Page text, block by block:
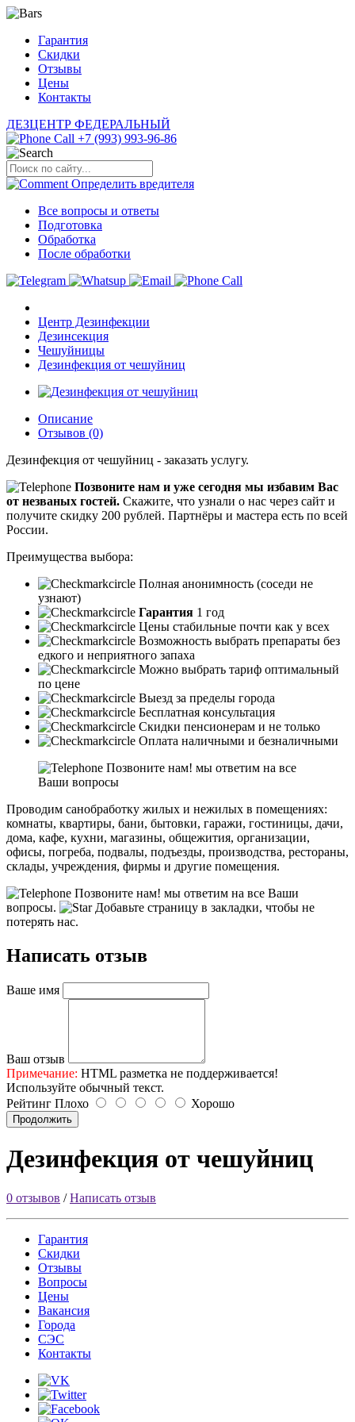
Гарантия
Скидки
Отзывы
Цены
Контакты
ДЕЗЦЕНТР ФЕДЕРАЛЬНЫЙ
+7 (993) 993-96-86
Определить вредителя
Все вопросы и ответы
Подготовка
Обработка
После обработки
Центр Дезинфекции
Дезинсекция
Чешуйницы
Дезинфекция от чешуйниц
Описание
Отзывов (0)
Дезинфекция от чешуйниц - заказать услугу.
Позвоните нам и уже сегодня мы избавим Вас
от незваных гостей. Скажите, что узнали о нас через сайт и
получите скидку 200 рублей. Партнёры и мастера есть по всей
России.
Преимущества выбора:
Полная анонимность (соседи не
узнают)
Гарантия 1 год
Цены стабильные почти как у всех
Возможность выбрать препараты без
едкого и неприятного запаха
Можно выбрать тариф оптимальный
по цене
Выезд за пределы города
Бесплатная консультация
Скидки пенсионерам и не только
Оплата наличными и безналичными
Позвоните нам! мы ответим на все
Ваши вопросы
Проводим санобработку жилых и нежилых в помещениях:
комнаты, квартиры, бани, бытовки, гаражи, гостиницы, дачи,
дома, кафе, кухни, магазины, общежития, организации,
офисы, погреба, подвалы, подъезды, производства, рестораны,
склады, учреждения, фирмы и другие помещения.
Позвоните нам! мы ответим на все Ваши
вопросы.
Добавьте страницу в закладки, чтобы не
потерять нас.
Написать отзыв
Ваше имя
Ваш отзыв
Примечание: HTML разметка не поддерживается!
Используйте обычный текст.
Рейтинг Плохо Хорошо
Продолжить
Дезинфекция от чешуйниц
0 отзывов /Написать отзыв
Гарантия
Скидки
Отзывы
Вопросы
Цены
Вакансия
Города
СЭС
Контакты